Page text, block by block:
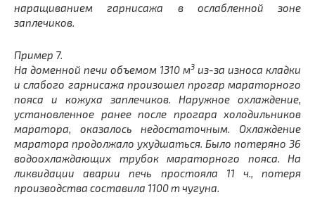
наращиванием гарнисажа в ослабленной зоне
заплечиков.
Пример 7.
На доменной печи объемом 1310 м3 из-за износа кладки
и слабого гарнисажа произошел прогар мараторного
пояса и кожуха заплечиков. Наружное охлаждение,
установленное ранее после прогара холодильников
маратора, оказалось недостаточным. Охлаждение
маратора продолжало ухудшаться. Было потеряно 36
водоохлаждающих трубок мараторного пояса. На
ликвидации аварии печь простояла 11 ч., потеря
производства составила 1100 т чугуна.